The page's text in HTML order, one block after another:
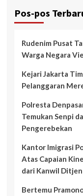
Pos-pos
Rudenim Pusat
Warga Negara
Kejari Jakarta
Pelanggaran
Polresta
Temukan Senpi
Pengerebekan
Kantor Imigrasi
Atas Capaian
dari Kanwil
Bertemu